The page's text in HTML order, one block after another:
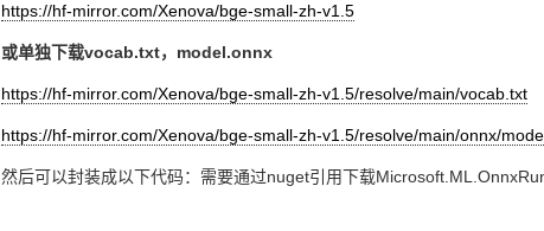
https://hf-mirror.com/Xenova/bge-small-zh-v1.5
或单独下载vocab.txt， model.onnx
https://hf-mirror.com/Xenova/bge-small-zh-v1.5/resolve/main/vocab.txt
https://hf-mirror.com/Xenova/bge-small-zh-v1.5/resolve/main/onnx/
然后可以封装成以下代码：需要通过nuget引用下载